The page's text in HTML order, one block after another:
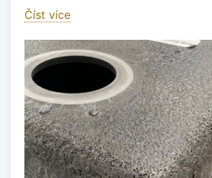
Číst více